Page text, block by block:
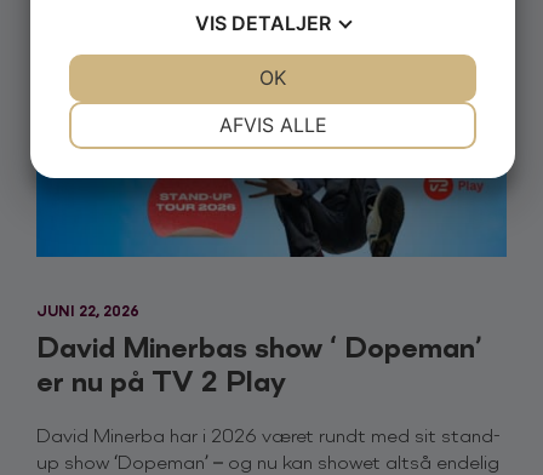
JUNI 22, 2026
David Minerbas show ‘ Dopeman’
er nu på TV 2 Play
David Minerba har i 2026 været rundt med sit stand-
up show ‘Dopeman’ – og nu kan showet altså endelig
VIS DETALJER
MARKETING STATISTIK
AFVIS ALLE
OK